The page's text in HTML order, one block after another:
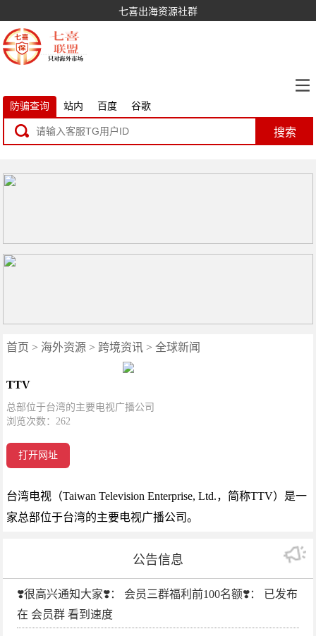
七喜出海资源社群
防骗查询 站内 百度 谷歌
搜索
首页 > 海外资源 > 跨境资讯 >全球新闻
TTV
总部位于台湾的主要电视广播公司
浏览次数：262
打开网址
台湾电视（Taiwan Television Enterprise, Ltd.，简称TTV）是一
家总部位于台湾的主要电视广播公司。
公告信息
❣️很高兴通知大家❣️： 会员三群福利前100名额❣️： 已发布
在 会员群 看到速度